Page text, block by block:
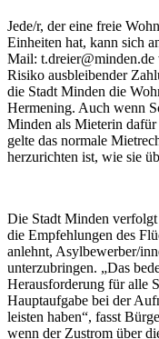
Jede/r, der eine freie
Einheiten hat, kann sich
Mail: t.dreier@minden.de
Risiko ausbleibender
die Stadt Minden die
Hermening. Auch wenn
Minden als Mieterin
gelte das normale
herzurichten ist, wie sie
Die Stadt Minden verfolgt
die Empfehlungen des
anlehnt, Asylbewerber/
unterzubringen. „Das
Herausforderung für alle
Hauptaufgabe bei der
leisten haben“, fasst
wenn der Zustrom über